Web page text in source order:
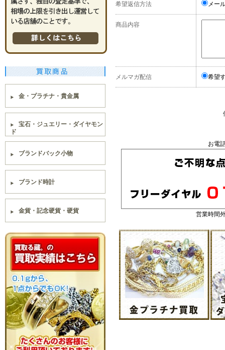
金・プラチナ・貴金属
宝石・ジュエリー・ダイヤモン
ド
ブランドバック小物
ブランド時計
金貨・記念硬貨・硬貨
希望返信方法 メー
商品内容
メルマガ配信 希望
お電
営業時間